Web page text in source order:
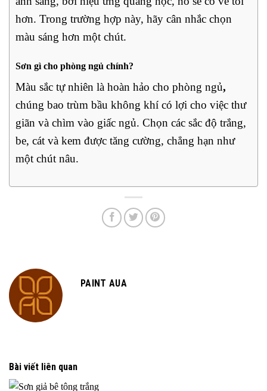
hơn. Trong trường hợp này, hãy cân nhắc chọn
màu sáng hơn một chút.
Sơn gì cho phòng ngủ chính?
Màu sắc tự nhiên là hoàn hảo cho phòng ngủ,
chúng bao trùm bầu không khí có lợi cho việc thư
giãn và chìm vào giấc ngủ. Chọn các sắc độ trắng,
be, cát và kem được tăng cường, chẳng hạn như
một chút nâu.
PAINT AUA
Bài viết liên quan